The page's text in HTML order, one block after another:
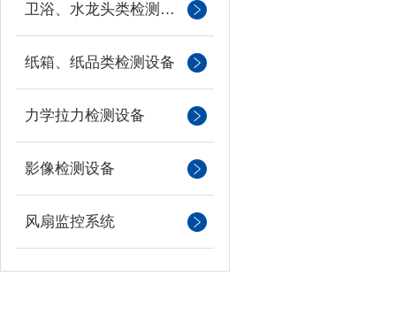
卫浴、水龙头类检测设备
纸箱、纸品类检测设备
力学拉力检测设备
影像检测设备
风扇监控系统